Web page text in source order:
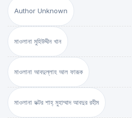
Author Unknown
মাওলানা মুহিউদ্দীন খান
মাওলানা আবদুল্লাহ আল ফারূক
মাওলানা ডক্টর শাহ্‌ মুহাম্মাদ আবদুর রহীম